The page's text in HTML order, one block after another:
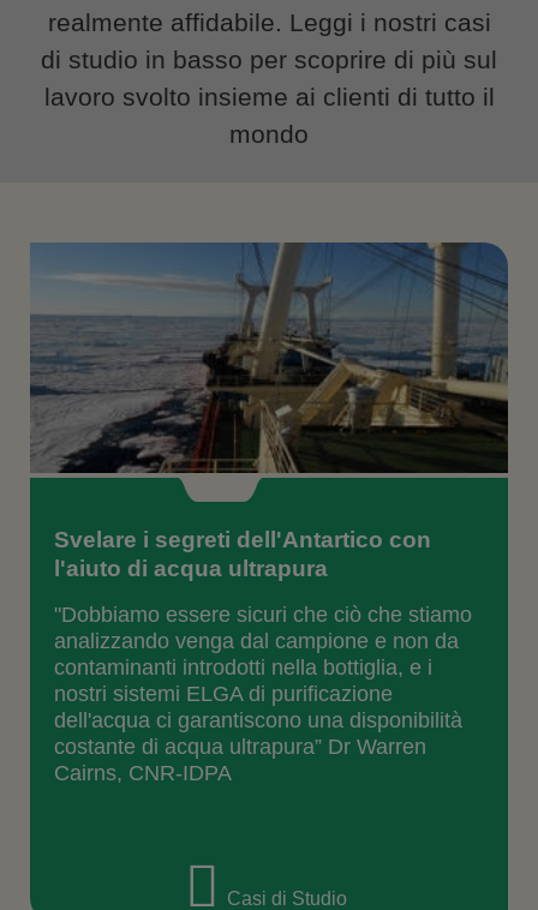
realmente affidabile. Leggi i nostri casi
di studio in basso per scoprire di più sul
lavoro svolto insieme ai clienti di tutto il
mondo
Svelare i segreti dell'Antartico con
l'aiuto di acqua ultrapura
"Dobbiamo essere sicuri che ciò che stiamo
analizzando venga dal campione e non da
contaminanti introdotti nella bottiglia, e i
nostri sistemi ELGA di purificazione
dell'acqua ci garantiscono una disponibilità
costante di acqua ultrapura” Dr Warren
Cairns, CNR-IDPA
Casi di Studio